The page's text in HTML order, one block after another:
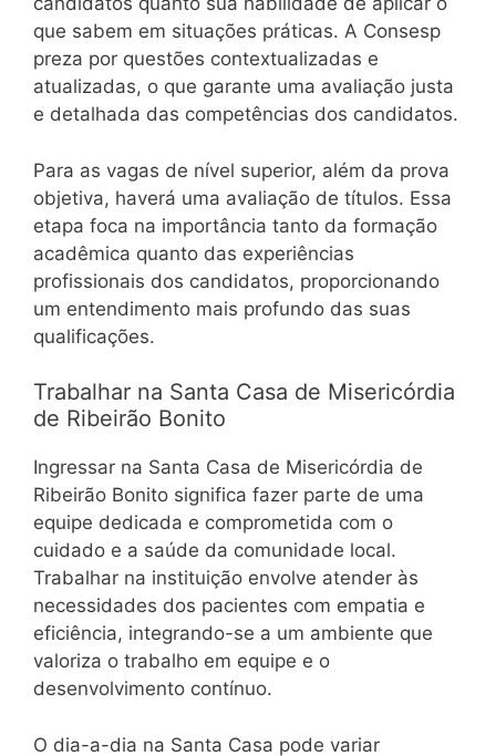
que sabem em situações práticas. A Consesp
preza por questões contextualizadas e
atualizadas, o que garante uma avaliação justa
e detalhada das competências dos candidatos.
Para as vagas de nível superior, além da prova
objetiva, haverá uma avaliação de títulos. Essa
etapa foca na importância tanto da formação
acadêmica quanto das experiências
profissionais dos candidatos, proporcionando
um entendimento mais profundo das suas
qualificações.
Trabalhar na Santa Casa de Misericórdia
de Ribeirão Bonito
Ingressar na Santa Casa de Misericórdia de
Ribeirão Bonito significa fazer parte de uma
equipe dedicada e comprometida com o
cuidado e a saúde da comunidade local.
Trabalhar na instituição envolve atender às
necessidades dos pacientes com empatia e
eficiência, integrando-se a um ambiente que
valoriza o trabalho em equipe e o
desenvolvimento contínuo.
O dia-a-dia na Santa Casa pode variar